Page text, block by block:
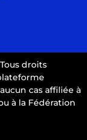
droits
cas affiliée à
à la Fédération